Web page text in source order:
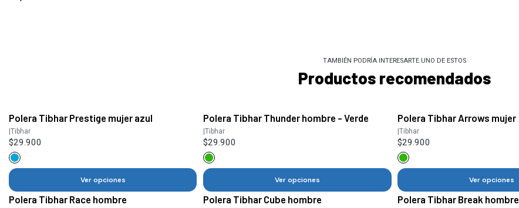
TAMBIÉN PODRÍA INTERESARTE UNO DE ESTOS
Productos recomendados
Polera Tibhar Prestige mujer azul
Tibhar
$29.900
Ver opciones
Polera Tibhar Thunder hombre - Verde
Tibhar
$29.900
Ver opciones
Polera Tibhar Arrows mujer
|Tibhar
$29.900
Ver opciones
Polera Tibhar Race hombre Polera Tibhar Cube hombre Polera Tibhar Break hombre